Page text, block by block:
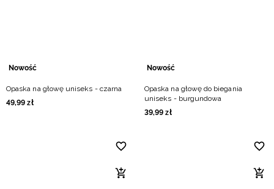
Nowość
Opaska na głowę uniseks - czarna
49,99 zł
Nowość
Opaska na głowę do biegania
uniseks - burgundowa
39,99 zł